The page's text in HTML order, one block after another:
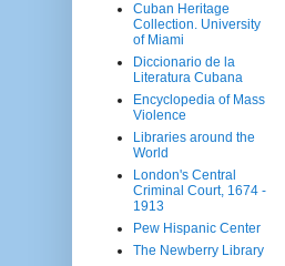
Cuban Heritage
Collection. University
of Miami
Diccionario de la
Literatura Cubana
Encyclopedia of Mass
Violence
Libraries around the
World
London's Central
Criminal Court, 1674 -
1913
Pew Hispanic Center
The Newberry Library